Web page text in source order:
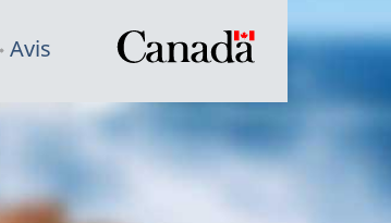
Avis
/
gouvernement